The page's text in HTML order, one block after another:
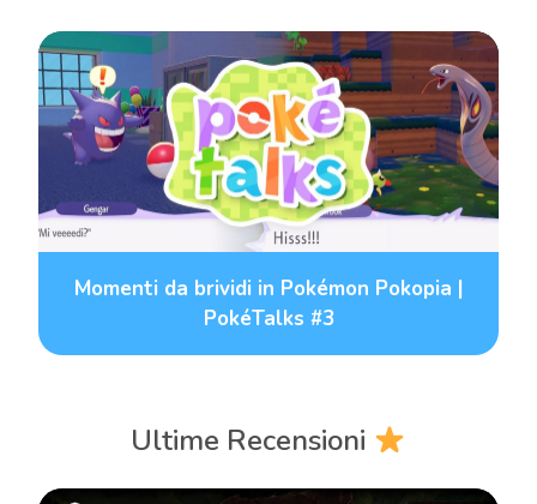
Momenti da brividi in Pokémon Pokopia |
PokéTalks #3
Ultime Recensioni